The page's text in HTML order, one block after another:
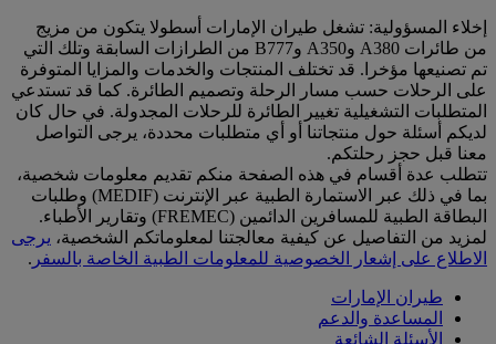
إخلاء المسؤولية: تشغل طيران الإمارات أسطولا يتكون من مزيج
من طائرات A380 وA350 وB777 من الطرازات السابقة وتلك التي
تم تصنيعها مؤخرا. قد تختلف المنتجات والخدمات والمزايا المتوفرة
على الرحلات حسب مسار الرحلة وتصميم الطائرة. كما قد تستدعي
المتطلبات التشغيلية تغيير الطائرة للرحلات المجدولة. في حال كان
لديكم أسئلة حول منتجاتنا أو أي متطلبات محددة، يرجى التواصل
معنا قبل حجز رحلتكم.
تتطلب عدة أقسام في هذه الصفحة منكم تقديم معلومات شخصية،
بما في ذلك عبر الاستمارة الطبية عبر الإنترنت (MEDIF) وطلبات
البطاقة الطبية للمسافرين الدائمين (FREMEC) وتقارير الأطباء.
لمزيد من التفاصيل عن كيفية معالجتنا لمعلوماتكم الشخصية، يرجى
الاطلاع على إشعار الخصوصية للمعلومات الطبية الخاصة بالسفر .
طيران الإمارات
المساعدة والدعم
الأسئلة الشائعة